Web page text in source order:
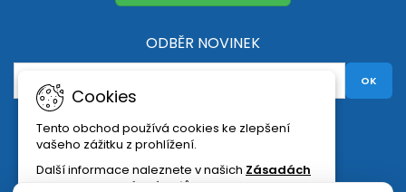
Cookies
Tento obchod používá cookies ke zlepšení
vašeho zážitku z prohlížení.
Další informace naleznete v našich Zásadách
ochrany osobních údajů
ODBĚR NOVINEK
Facebook
TwitterYouTubePinterest